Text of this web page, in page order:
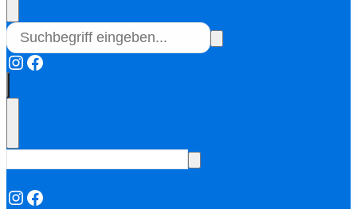
Instagram
Facebook
Instagram
Facebook